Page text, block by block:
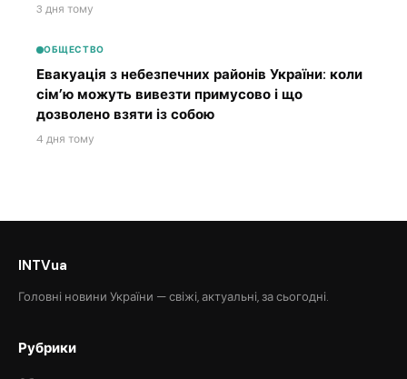
3 дня тому
ОБЩЕСТВО
Евакуація з небезпечних районів України: коли
сім’ю можуть вивезти примусово і що
дозволено взяти із собою
4 дня тому
INTVua
Головні новини України — свіжі, актуальні, за сьогодні.
Рубрики